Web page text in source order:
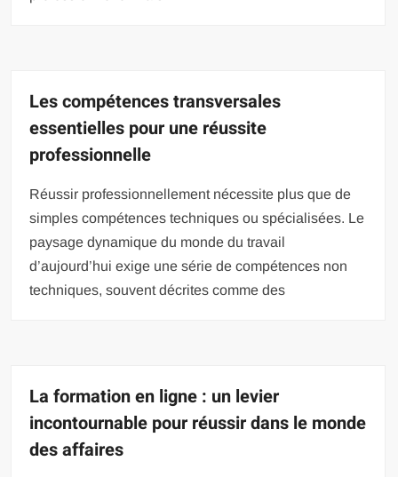
Les compétences transversales
essentielles pour une réussite
professionnelle
Réussir professionnellement nécessite plus que de
simples compétences techniques ou spécialisées. Le
paysage dynamique du monde du travail
d’aujourd’hui exige une série de compétences non
techniques, souvent décrites comme des
La formation en ligne : un levier
incontournable pour réussir dans le monde
des affaires